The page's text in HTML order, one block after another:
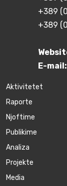
+389
+389
E-mail:
Aktivitetet
Raporte
Njoftime
Publikime
Аnaliza
Projekte
Media